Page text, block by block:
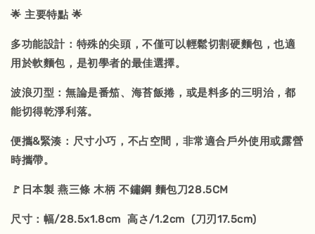
🌟 主要特點 🌟
多功能設計：特殊的尖頭，不僅可以輕鬆切割硬麵包，也適
用於軟麵包，是初學者的最佳選擇。
波浪刃型：無論是番笳、海苔飯捲，或是料多的三明治，都
能切得乾淨利落。
便攜&緊湊：尺寸小巧，不占空間，非常適合戶外使用或露營
時攜帶。
🚩日本製 燕三條 木柄 不鏽鋼 麵包刀28.5CM
尺寸：幅/28.5x1.8cm 高さ/1.2cm (刀刃17.5cm)